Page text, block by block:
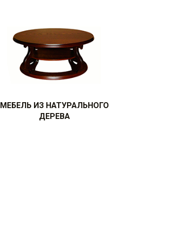
МЕБЕЛЬ ИЗ НАТУРАЛЬНОГО
ДЕРЕВА